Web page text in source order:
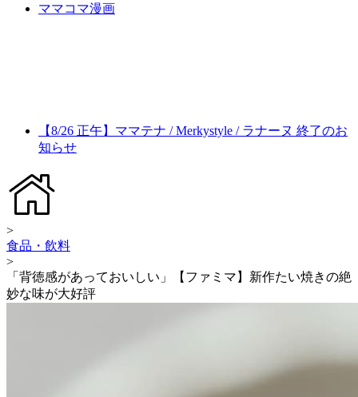
ママコマ漫画
【8/26 正午】ママテナ / Merkystyle / ラナーヌ 終了のお
知らせ
>
食品・飲料
>
「背徳感があっておいしい」【ファミマ】新作たい焼きの絶
妙な味が大好評